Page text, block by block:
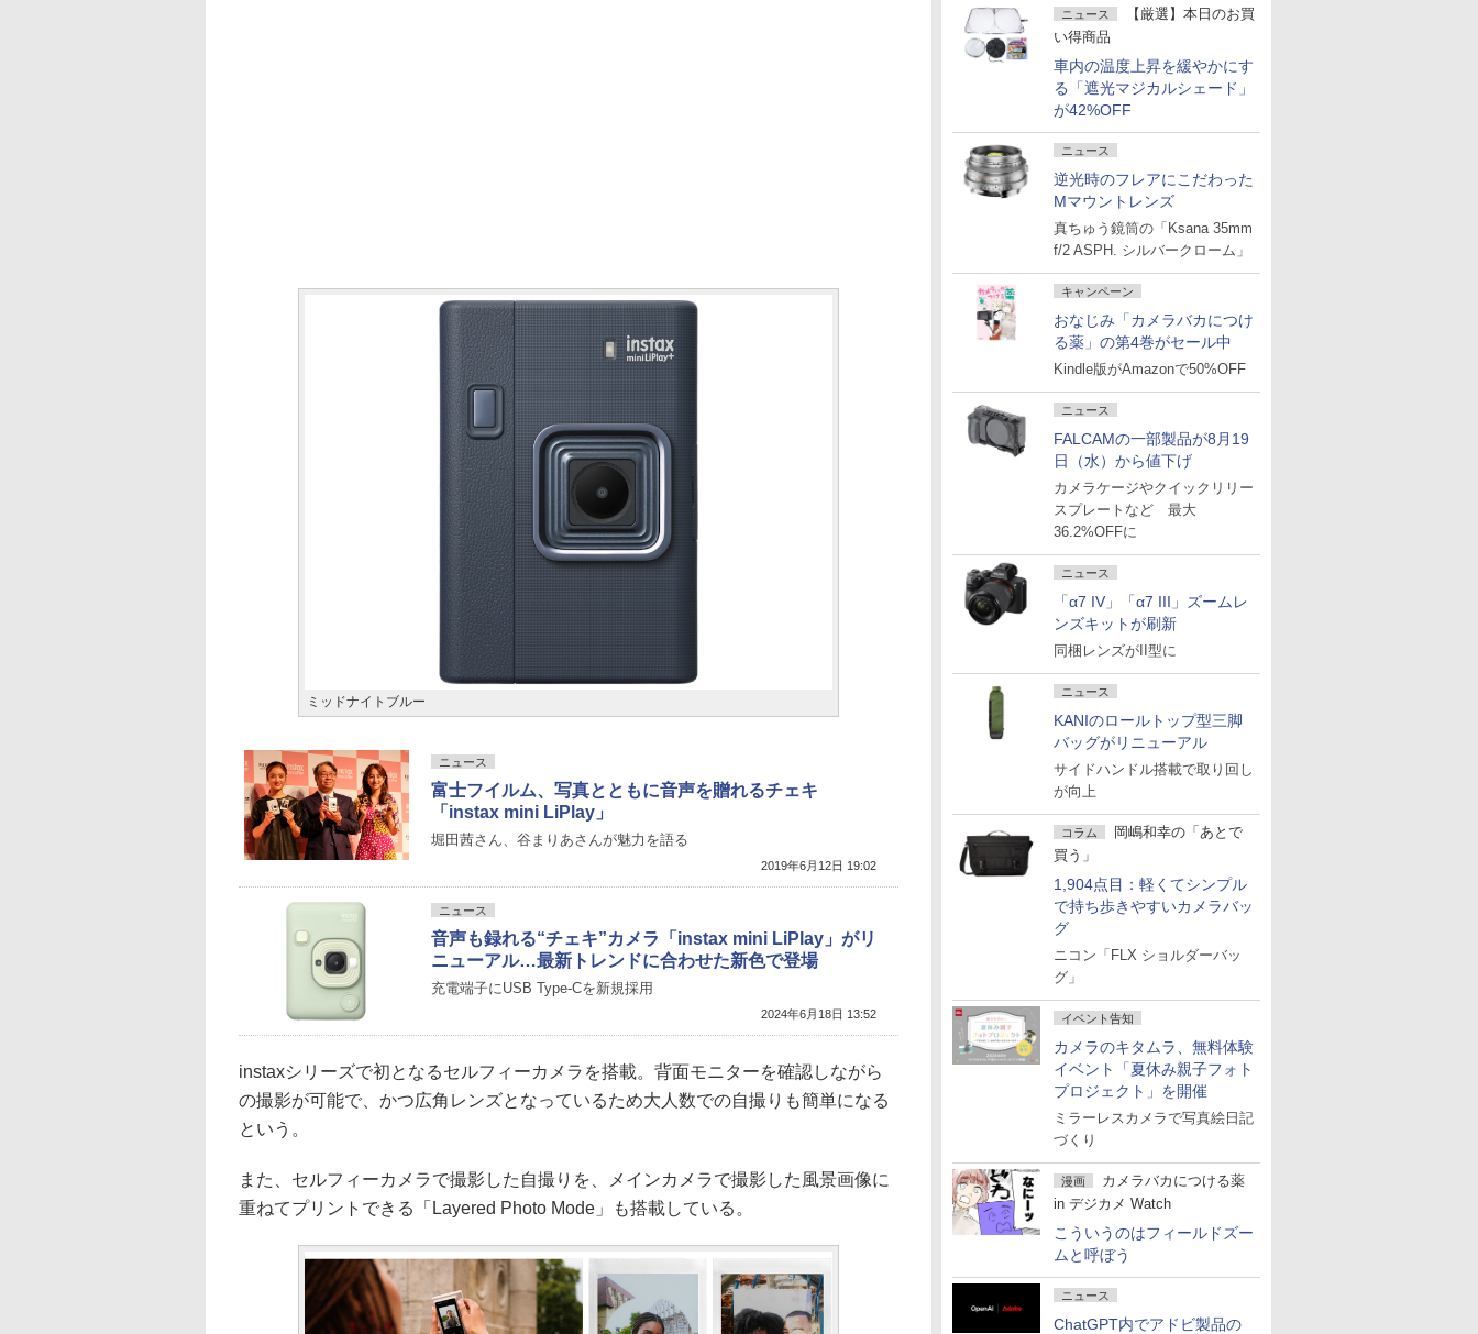
ニュース
【厳選】本日のお買
い得商品
車内の温度上昇を緩やかにす
る「遮光マジカルシェード」
が42%OFF
ニュース
逆光時のフレアにこだわった
Mマウントレンズ
真ちゅう鏡筒の「Ksana 35mm
f/2 ASPH. シルバークローム」
キャンペーン
おなじみ「カメラバカにつけ
る薬」の第4巻がセール中
Kindle版がAmazonで50%OFF
ニュース
FALCAMの一部製品が8月19
日（水）から値下げ
カメラケージやクイックリリー
スプレートなど 最大
36.2%OFFに
ニュース
「α7 IV」「α7 III」ズームレ
ンズキットが刷新
同梱レンズがII型に
ニュース
KANIのロールトップ型三脚
バッグがリニューアル
サイドハンドル搭載で取り回し
が向上
コラム
岡嶋和幸の「あとで
買う」
1,904点目：軽くてシンプル
で持ち歩きやすいカメラバッ
グ
ニコン「FLX ショルダーバッ
グ」
イベント告知
カメラのキタムラ、無料体験
イベント「夏休み親子フォト
プロジェクト」を開催
ミラーレスカメラで写真絵日記
づくり
漫画
カメラバカにつける薬
in デジカメ Watch
こういうのはフィールドズー
ムと呼ぼう
ニュース
ChatGPT内でアドビ製品の
ミッドナイトブルー
ニュース
富士フイルム、写真とともに音声を贈れるチェキ
「instax mini LiPlay」
堀田茜さん、谷まりあさんが魅力を語る
2019年6月12日 19:02
ニュース
音声も録れる“チェキ”カメラ「instax mini LiPlay」がリ
ニューアル…最新トレンドに合わせた新色で登場
充電端子にUSB Type-Cを新規採用
2024年6月18日 13:52
instaxシリーズで初となるセルフィーカメラを搭載。背面モニターを確認しながら
の撮影が可能で、かつ広角レンズとなっているため大人数での自撮りも簡単になる
という。
また、セルフィーカメラで撮影した自撮りを、メインカメラで撮影した風景画像に
重ねてプリントできる「Layered Photo Mode」も搭載している。